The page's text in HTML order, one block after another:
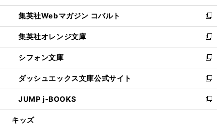
開
く
ウ
で
開
く
ン
ド
ウ
で
開
く
ウ
ィ
ン
ド
ウ
で
開
く
集英社Webマガジン コバルト
新
し
い
ウ
ィ
ン
ド
ウ
で
開
集英社オレンジ文庫
新
し
い
ウ
ィ
ン
ド
ウ
シフォン文庫
新
し
い
ウ
ィ
ン
ダッシュエックス文庫公式サイト
新
し
い
ウ
JUMP j-BOOKS
新
し
キッズ